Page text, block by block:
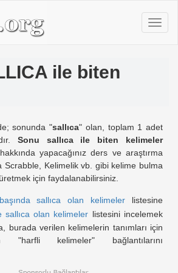
ile biten
sonunda "sallıca" olan, toplam 1 adet
Sonu sallıca ile biten kelimeler
yapacağınız ders ve araştırma
Scrabble, Kelimelik vb. gibi kelime bulma
için faydalanabilirsiniz.
başında sallıca olan kelimeler listesine
sallıca olan kelimeler listesini incelemek
burada verilen kelimelerin tanımları için
"harfli kelimeler" bağlantılarını